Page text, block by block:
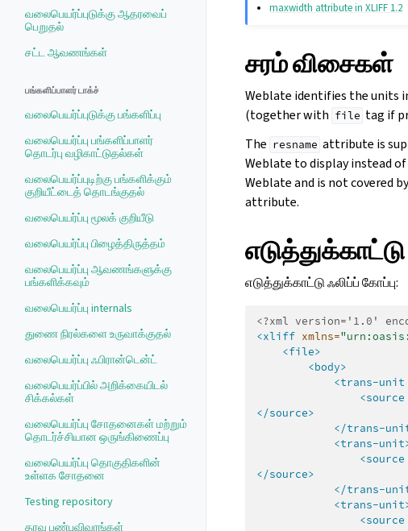
வலைபெயர்ப்புடுக்கு ஆதரவைப்
பெறுதல்
சட்ட ஆவணங்கள்
பங்களிப்பாளர் டாக்ச்
வலைபெயர்ப்புடுக்கு பங்களிப்பு
வலைபெயர்ப்பு பங்களிப்பாளர்
தொடர்பு வழிகாட்டுதல்கள்
வலைபெயர்ப்புடிற்கு பங்களிக்கும்
குறியீட்டைத் தொடங்குதல்
வலைபெயர்ப்பு மூலக் குறியீடு
வலைபெயர்ப்பு பிழைத்திருத்தம்
வலைபெயர்ப்பு ஆவணங்களுக்கு
பங்களிக்கவும்
வலைபெயர்ப்பு internals
துணை நிரல்களை உருவாக்குதல்
வலைபெயர்ப்பு ஃபிரான்டென்ட்
வலைபெயர்ப்பில் அறிக்கையிடல்
சிக்கல்கள்
வலைபெயர்ப்பு சோதனைகள் மற்றும்
தொடர்ச்சியான ஒருங்கிணைப்பு
வலைபெயர்ப்பு தொகுதிகளின்
உள்ளக சோதனை
Testing repository
தரவு பண்புவிவரங்கள்
maxwidth attribute in XLIFF 1.2
சரம் விசைகள்
Weblate identifies the units
(together with file tag if
The resname attribute is
Weblate to display instead of
Weblate and is not covered
attribute.
எடுத்துக்காட்டு ஃலிப்ப் கோப்பு:
<?xml version='1.0'
<xliff xmlns=
<file>
<body>
<trans-unit
<source
</source>
</trans-
<trans-
<source
</source>
</trans-
<trans-
<source